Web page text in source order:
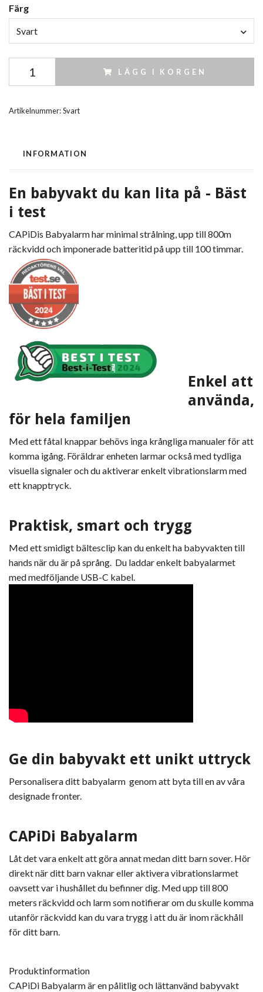
Färg
Svart
LÄGG I KORGEN
Artikelnummer:Svart
INFORMATION
En babyvakt du kan lita på - Bäst
i test
CAPiDis Babyalarm har minimal strålning, upp till 800m
räckvidd och imponerade batteritid på upp till 100 timmar.
Enkel att
använda,
för hela familjen
Med ett fåtal knappar behövs inga krångliga manualer för att
komma igång. Föräldrar enheten larmar också med tydliga
visuella signaler och du aktiverar enkelt vibrationslarm med
ett knapptryck.
Praktisk, smart och trygg
Med ett smidigt bältesclip kan du enkelt ha babyvakten till
hands när du är på språng. Du laddar enkelt babyalarmet
med medföljande USB-C kabel.
Ge din babyvakt ett unikt uttryck
Personalisera ditt babyalarm genom att byta till en av våra
designade fronter.
CAPiDi Babyalarm
Låt det vara enkelt att göra annat medan ditt barn sover. Hör
direkt när ditt barn vaknar eller aktivera vibrationslarmet
oavsett var i hushållet du befinner dig. Med upp till 800
meters räckvidd och larm som notifierar om du skulle komma
utanför räckvidd kan du vara trygg i att du är inom räckhåll
för ditt barn.
Produktinformation
CAPiDi Babyalarm är en pålitlig och lättanvänd babyvakt